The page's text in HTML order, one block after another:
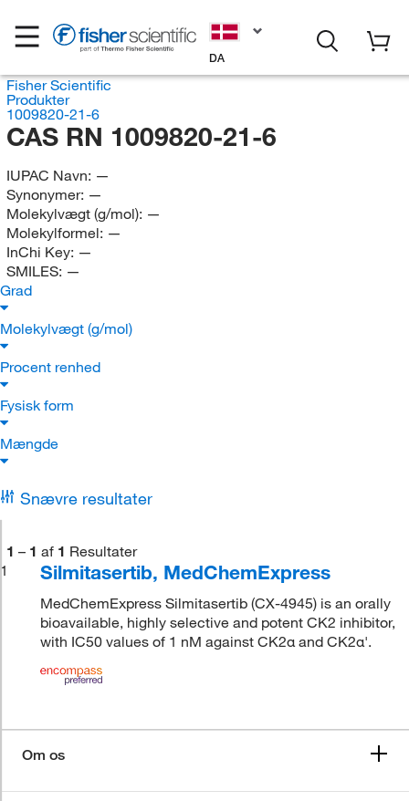
DA
Fisher Scientific
Produkter
1009820-21-6
CAS RN 1009820-21-6
IUPAC Navn: —
Synonymer: —
Molekylvægt (g/mol): —
Molekylformel: —
InChi Key: —
SMILES: —
Grad
Molekylvægt (g/mol)
Procent renhed
Fysisk form
Mængde
Snævre resultater
1 – 1 af 1 Resultater
1
Silmitasertib, MedChemExpress
MedChemExpress Silmitasertib (CX-4945) is an orally
bioavailable, highly selective and potent CK2 inhibitor,
with IC50 values of 1 nM against CK2α and CK2α'.
Om os